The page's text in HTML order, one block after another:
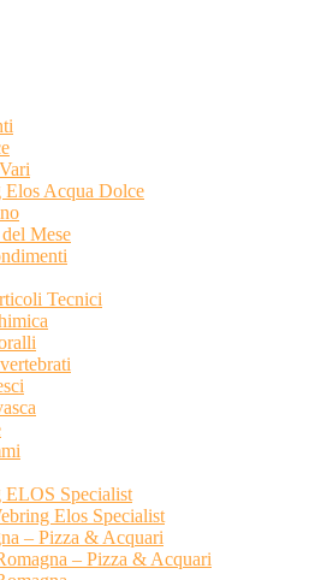
Elos Acqua Dolce
Mese
Tecnici
ELOS Specialist
Elos Specialist
– Pizza & Acquari
– Pizza & Acquari